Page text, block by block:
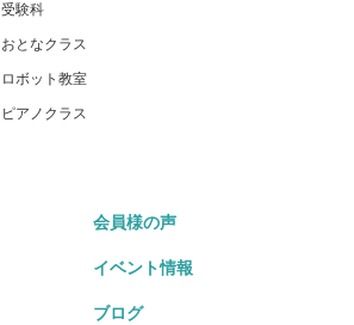
受験科
おとなクラス
ロボット教室
ピアノクラス
会員様の声
イベント情報
ブログ